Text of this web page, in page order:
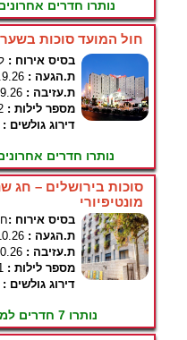
נותרו חדרים
חול המועד סוכות
בסיס אירוח :
ת.הגעה : 28.9.26, יום שני
ת.עזיבה : 30.9.26, יום רביעי
מספר לילות : 2 לילות
דירוג גולשים :
נותרו חדרים
סוכות בירושלים – חג
מונטיפיורי
בסיס אירוח :
ת.הגעה : 2.10.26, יום שישי
ת.עזיבה : 3.10.26, יום שבת
מספר לילות : 1 לילות
דירוג גולשים :
נותרו 7 חדרים למבצע זה !